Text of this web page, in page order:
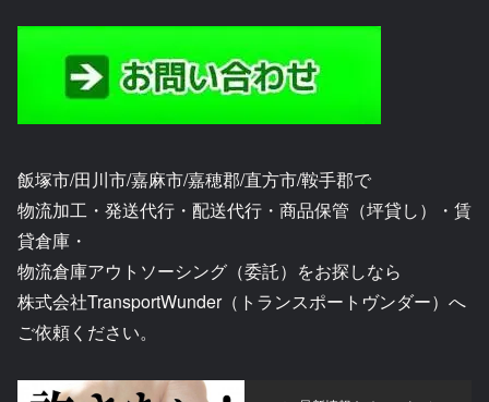
飯塚市/田川市/嘉麻市/嘉穂郡/直方市/鞍手郡で
物流加工・発送代行・配送代行・商品保管（坪貸し）・賃
貸倉庫・
物流倉庫アウトソーシング（委託）をお探しなら
株式会社TransportWunder（トランスポートヴンダー）へ
ご依頼ください。